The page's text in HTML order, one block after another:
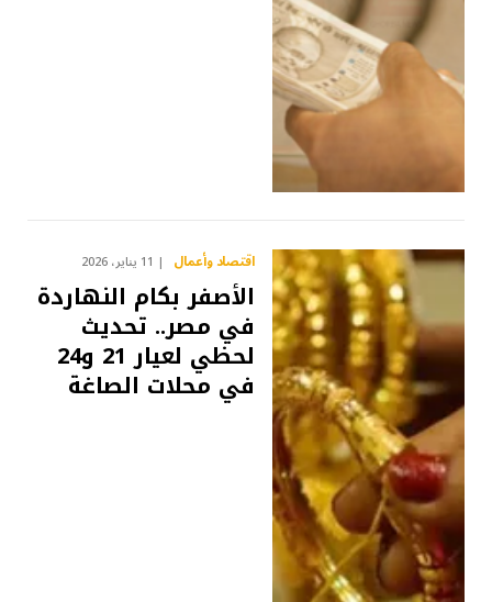
اقتصاد وأعمال 11 يناير، 2026
الأصفر بكام النهاردة
في مصر.. تحديث
لحظي لعيار 21 و24
في محلات الصاغة